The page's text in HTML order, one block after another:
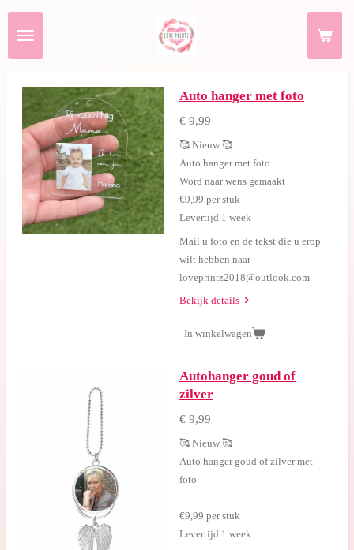
Ga
direct
hoofdinhoud
Auto hanger met foto
€ 9,99
🥰 Nieuw 🥰
Auto hanger met foto .
Word naar wens gemaakt
€9,99 per stuk
Levertijd 1 week
Mail u foto en de tekst die u erop
wilt hebben naar
loveprintz2018@outlook.com
Bekijk details
In winkelwagen
Autohanger goud of
zilver
€ 9,99
🥰 Nieuw 🥰
Auto hanger goud of zilver met
foto
€9,99 per stuk
Levertijd 1 week